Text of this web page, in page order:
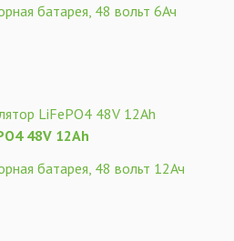
батарея, 48 вольт 6Ач
48V 12Ah
батарея, 48 вольт 12Ач